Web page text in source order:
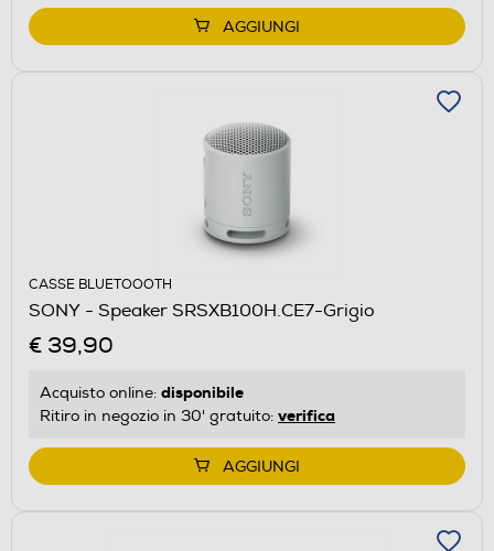
AGGIUNGI
CASSE BLUETOOOTH
SONY - Speaker SRSXB100H.CE7-Grigio
€ 39,90
Acquisto online: disponibile
Ritiro in negozio in 30' gratuito: verifica
AGGIUNGI